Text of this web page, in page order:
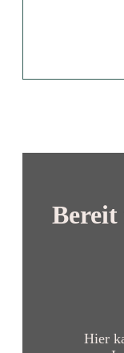
Bereit
Hier